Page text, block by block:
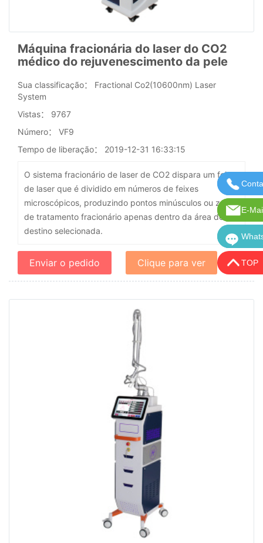
Máquina fracionária do laser do CO2
médico do rejuvenescimento da pele
Sua classificação： Fractional Co2(10600nm) Laser
System
Vistas： 9767
Número： VF9
Tempo de liberação： 2019-12-31 16:33:15
O sistema fracionário de laser de CO2 dispara um feixe
de laser que é dividido em números de feixes
microscópicos, produzindo pontos minúsculos ou zonas
de tratamento fracionário apenas dentro da área de
destino selecionada.
Enviar o pedido Clique para ver
E-
E-
TOP